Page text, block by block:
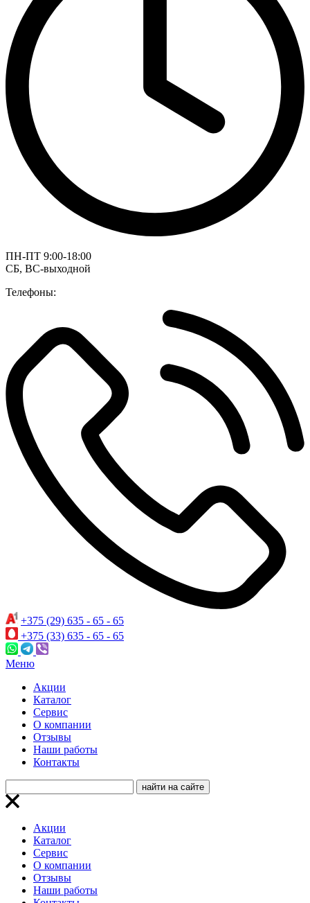
ПН-ПТ 9:00-18:00
СБ, ВС-выходной
Телефоны:
+375 (29) 635 - 65 - 65
+375 (33) 635 - 65 - 65
Меню
Акции
Каталог
Сервис
О компании
Отзывы
Наши работы
Контакты
Акции
Каталог
Сервис
О компании
Отзывы
Наши работы